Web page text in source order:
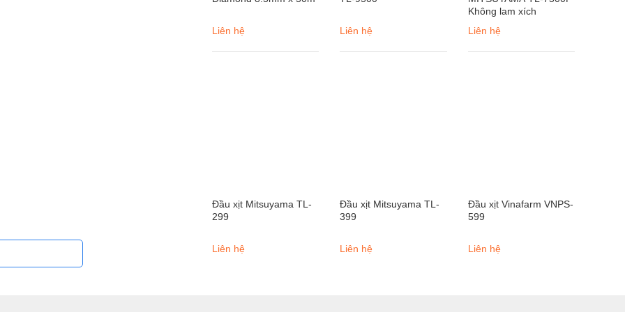
Liên hệ Liên hệ
Không lam xích
Liên hệ
Đầu xịt Mitsuyama TL-
299
Liên hệ
Đầu xịt Mitsuyama TL-
399
Liên hệ
Đầu xịt Vinafarm VNPS-
599
Liên hệ